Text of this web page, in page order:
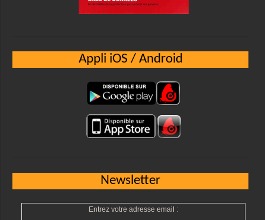
Appli iOS / Android
Newsletter
Entrez votre adresse email :